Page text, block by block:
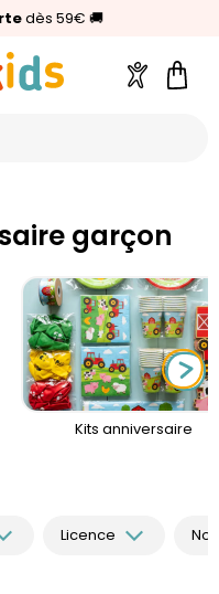
dès 59€ 🚚
:Annikids N°1
avis clients)
Compte
garçon
Kits anniversaire
Licence